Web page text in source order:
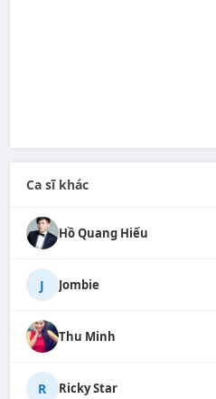
Ca sĩ khác
Hồ Quang Hiếu
J Jombie
Thu Minh
R Ricky Star